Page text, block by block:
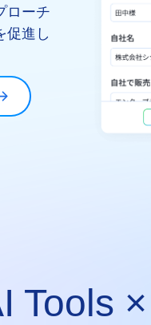
ローチ
促進し
Tools